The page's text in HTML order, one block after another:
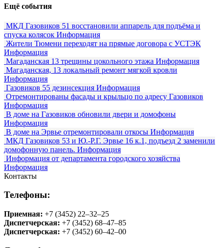
Ещё события
МКД Газовиков 51 восстановили аппарель для подъёма и
спуска колясок Информация
Жители Тюмени переходят на прямые договора с УСТЭК
Информация
Магаданская 13 трещины цокольного этажа Информация
Магаданская, 13 локальный ремонт мягкой кровли
Информация
Газовиков 55 дезинсекция Информация
Отремонтированы фасады и крыльцо по адресу Газовиков
Информация
В доме на Газовиков обновили двери и домофоны
Информация
В доме на Эрвье отремонтировали откосы Информация
МКД Газовиков 53 и Ю.-Р.Г. Эрвье 16 к.1, подъезд 2 заменили
домофонную панель. Информация
Информация от департамента городского хозяйства
Информация
Контакты
Телефоны:
Приемная: +7 (3452) 22‒32‒25
Диспетчерская: +7 (3452) 68‒47‒85
Диспетчерская: +7 (3452) 60‒42‒00